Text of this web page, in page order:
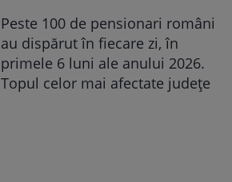
Peste 100 de pensionari români
au dispărut în fiecare zi, în
primele 6 luni ale anului 2026.
Topul celor mai afectate județe